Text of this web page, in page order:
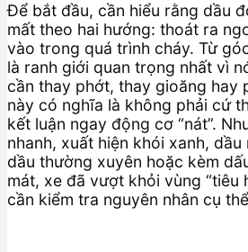
Để bắt đầu, cần hiểu rằng dầu
mất theo hai hướng: thoát ra
vào trong quá trình cháy. Từ
là ranh giới quan trọng nhất vì
cần thay phớt, thay gioăng hay
này có nghĩa là không phải cứ
kết luận ngay động cơ “nát”.
nhanh, xuất hiện khói xanh,
dầu thường xuyên hoặc kèm
mát, xe đã vượt khỏi vùng “tiêu
cần kiểm tra nguyên nhân cụ